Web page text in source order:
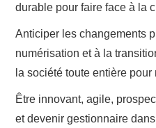
durable pour faire face à la
Anticiper les changements
numérisation et à la
la société toute entière
Être innovant, agile,
et devenir gestionnaire